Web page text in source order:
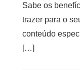
Sabe os
trazer para o
conteúdo
[…]